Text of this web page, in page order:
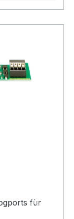
für